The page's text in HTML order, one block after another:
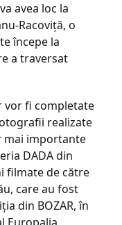
avea loc la
Racoviță, o
începe la
a traversat
vor fi completate
realizate
mai importante
DADA din
filmate de către
care au fost
din BOZAR, în